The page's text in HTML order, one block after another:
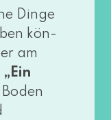
Dinge
kön­
am
„Ein